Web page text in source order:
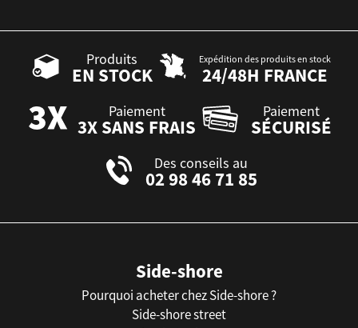
Produits
EN STOCK
Expédition des produits en stock
24/48H FRANCE
Paiement
3X SANS FRAIS
Paiement
SÉCURISÉ
Des conseils au
02 98 46 71 85
Side-shore
Pourquoi acheter chez Side-shore ?
Side-shore street